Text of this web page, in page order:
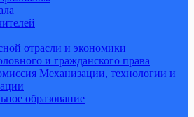
отрасли и экономики
и гражданского права
Механизации, технологии и
образование